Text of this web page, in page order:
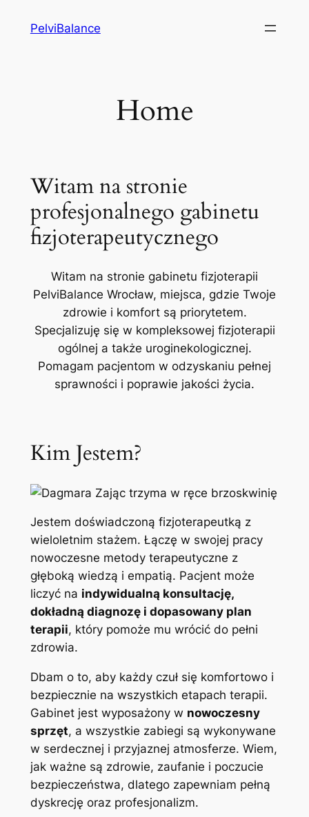
PelviBalance
Home
Witam na stronie
profesjonalnego gabinetu
fizjoterapeutycznego
Witam na stronie gabinetu fizjoterapii
PelviBalance Wrocław, miejsca, gdzie Twoje
zdrowie i komfort są priorytetem.
Specjalizuję się w kompleksowej fizjoterapii
ogólnej a także uroginekologicznej.
Pomagam pacjentom w odzyskaniu pełnej
sprawności i poprawie jakości życia.
Kim Jestem?
Jestem doświadczoną fizjoterapeutką z
wieloletnim stażem. Łączę w swojej pracy
nowoczesne metody terapeutyczne z
głęboką wiedzą i empatią. Pacjent może
liczyć na indywidualną konsultację,
dokładną diagnozę i dopasowany plan
terapii, który pomoże mu wrócić do pełni
zdrowia.
Dbam o to, aby każdy czuł się komfortowo i
bezpiecznie na wszystkich etapach terapii.
Gabinet jest wyposażony w nowoczesny
sprzęt, a wszystkie zabiegi są wykonywane
w serdecznej i przyjaznej atmosferze. Wiem,
jak ważne są zdrowie, zaufanie i poczucie
bezpieczeństwa, dlatego zapewniam pełną
dyskrecję oraz profesjonalizm.